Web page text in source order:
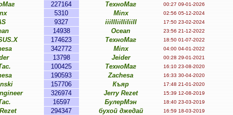
227164 ТехноМаг 00:27 09-01-2026
5310 Minx 02:56 05-12-2024
9327 iiiIIIiiIIiIiiII 17:50 23-02-2024
14938 Ocean 23:56 21-12-2022
174623 ТехноМаг 18:50 01-07-2022
342772 Minx 04:00 04-01-2022
13798 Jeider 00:28 29-01-2021
100425 ТехноМаг 16:10 23-08-2020
190593 Zachesa 16:33 30-04-2020
157706 Къяр 17:48 21-01-2020
326974 Jerry Rezet 15:39 12-08-2019
16597 БулерМэн 18:40 23-03-2019
294347 бухой джедай 16:59 18-03-2019